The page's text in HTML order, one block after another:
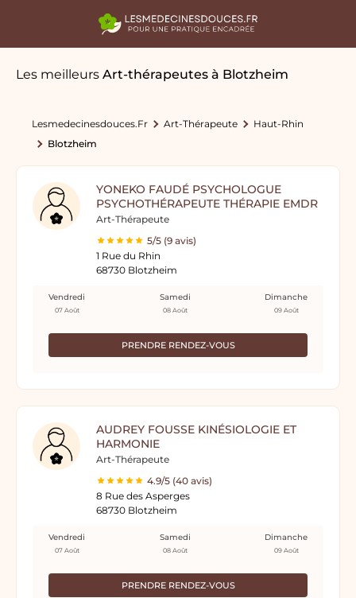
Les meilleurs Art-thérapeutes à Blotzheim
Lesmedecinesdouces.fr Art-Thérapeute
Haut-Rhin
Blotzheim
YONEKO FAUDÉ PSYCHOLOGUE
PSYCHOTHÉRAPEUTE THÉRAPIE EMDR
Art-Thérapeute
5/5 (9 avis)
1 Rue du Rhin
68730 Blotzheim
PRENDRE RENDEZ-VOUS
Vendredi
07 Août
Samedi
08 Août
Dimanche
09 Août
AUDREY FOUSSE KINÉSIOLOGIE ET
HARMONIE
Art-Thérapeute
4.9/5 (40 avis)
8 Rue des Asperges
68730 Blotzheim
PRENDRE RENDEZ-VOUS
Vendredi
07 Août
Samedi
08 Août
Dimanche
09 Août